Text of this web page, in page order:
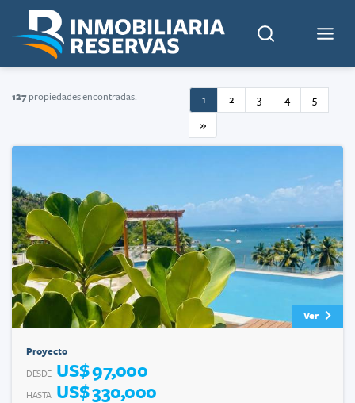
127 propiedades encontradas. 1 2 3 4 5
»
Ver
Proyecto
DESDE US$ 97,000
HASTA US$ 330,000